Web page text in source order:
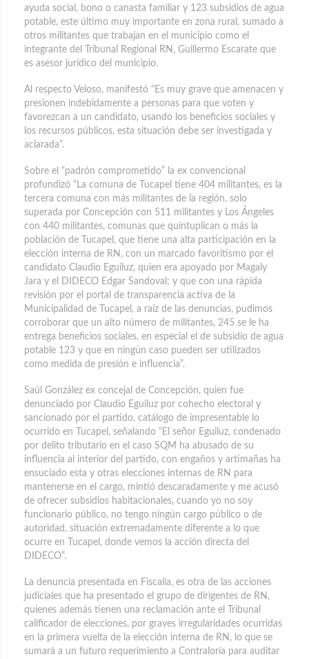
ayuda social, bono o canasta familiar y 123 subsidios de agua
potable, este último muy importante en zona rural, sumado a
otros militantes que trabajan en el municipio como el
integrante del Tribunal Regional RN, Guillermo Escarate que
es asesor jurídico del municipio.
Al respecto Veloso, manifestó “Es muy grave que amenacen y
presionen indebidamente a personas para que voten y
favorezcan a un candidato, usando los beneficios sociales y
los recursos públicos, esta situación debe ser investigada y
aclarada”.
Sobre el “padrón comprometido” la ex convencional
profundizó “La comuna de Tucapel tiene 404 militantes, es la
tercera comuna con más militantes de la región, solo
superada por Concepción con 511 militantes y Los Ángeles
con 440 militantes, comunas que quintuplican o más la
población de Tucapel, que tiene una alta participación en la
elección interna de RN, con un marcado favoritismo por el
candidato Claudio Eguiluz, quien era apoyado por Magaly
Jara y el DIDECO Edgar Sandoval; y que con una rápida
revisión por el portal de transparencia activa de la
Municipalidad de Tucapel, a raíz de las denuncias, pudimos
corroborar que un alto número de militantes, 245 se le ha
entrega beneficios sociales, en especial el de subsidio de agua
potable 123 y que en ningún caso pueden ser utilizados
como medida de presión e influencia”.
Saúl González ex concejal de Concepción, quien fue
denunciado por Claudio Eguiluz por cohecho electoral y
sancionado por el partido, catálogo de impresentable lo
ocurrido en Tucapel, señalando “El señor Eguiluz, condenado
por delito tributario en el caso SQM ha abusado de su
influencia al interior del partido, con engaños y artimañas ha
ensuciado esta y otras elecciones internas de RN para
mantenerse en el cargo, mintió descaradamente y me acusó
de ofrecer subsidios habitacionales, cuando yo no soy
funcionario público, no tengo ningún cargo público o de
autoridad, situación extremadamente diferente a lo que
ocurre en Tucapel, donde vemos la acción directa del
DIDECO”.
La denuncia presentada en Fiscalía, es otra de las acciones
judiciales que ha presentado el grupo de dirigentes de RN,
quienes además tienen una reclamación ante el Tribunal
calificador de elecciones, por graves irregularidades ocurridas
en la primera vuelta de la elección interna de RN, lo que se
sumará a un futuro requerimiento a Contraloría para auditar